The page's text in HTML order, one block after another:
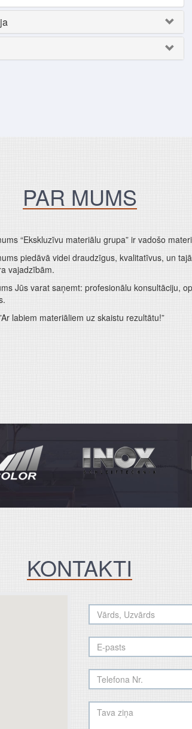
PAR MUMS
“Ekskluzīvu materiālu grupa” ir vadošo
piedāvā videi draudzīgus, kvalitatīvus, un
vajadzībām.
Jūs varat saņemt: profesionālu konsultāciju,
labiem materiāliem uz skaistu rezultātu!”
KONTAKTI